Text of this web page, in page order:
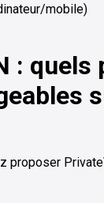
mobile)
: quels
proposer